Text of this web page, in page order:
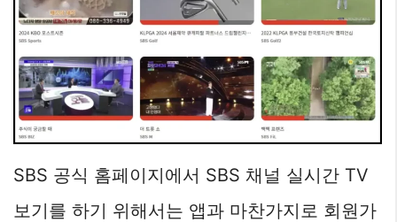
SBS 공식 홈페이지에서 SBS 채널 실시간 TV
보기를 하기 위해서는 앱과 마찬가지로 회원가